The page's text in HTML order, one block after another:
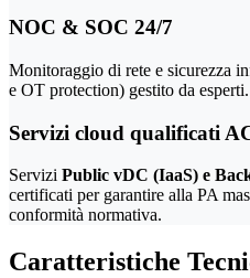
NOC & SOC 24/7
Monitoraggio di rete e sicurezza
e OT protection) gestito da esperti.
Servizi cloud qualificati
Servizi Public vDC (IaaS) e
certificati per garantire alla PA
conformità normativa.
Caratteristiche